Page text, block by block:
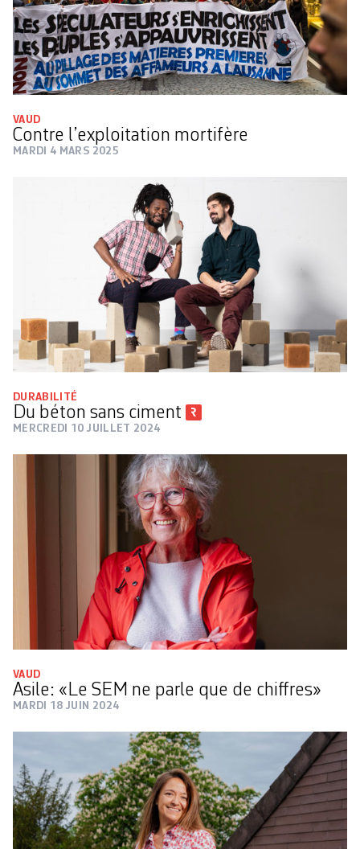
VAUD
Contre l’exploitation mortifère
MARDI 4 MARS 2025
DURABILITÉ
Du béton sans ciment
MERCREDI 10 JUILLET 2024
VAUD
Asile: «Le SEM ne parle que de chiffres»
MARDI 18 JUIN 2024